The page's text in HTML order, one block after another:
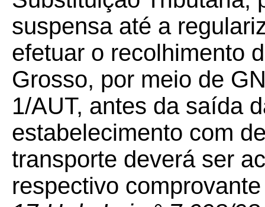
suspensa até a
efetuar o recolhimento
Grosso, por meio de
1/AUT, antes da saída
estabelecimento com
transporte deverá ser
respectivo